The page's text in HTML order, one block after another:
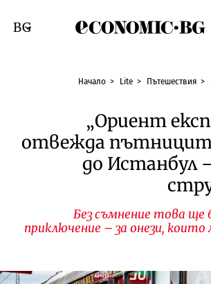
Смяна на език
Начало Lite Пътешествия
„Ориент
отвежда
до Истанбул
Без съмнение това ще
приключение – за онези, които